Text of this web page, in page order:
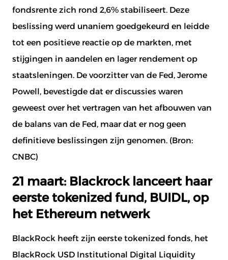
fondsrente zich rond 2,6% stabiliseert. Deze
beslissing werd unaniem goedgekeurd en leidde
tot een positieve reactie op de markten, met
stijgingen in aandelen en lager rendement op
staatsleningen. De voorzitter van de Fed, Jerome
Powell, bevestigde dat er discussies waren
geweest over het vertragen van het afbouwen van
de balans van de Fed, maar dat er nog geen
definitieve beslissingen zijn genomen. (Bron:
CNBC)
21 maart: Blackrock lanceert haar
eerste tokenized fund, BUIDL, op
het Ethereum netwerk
BlackRock heeft zijn eerste tokenized fonds, het
BlackRock USD Institutional Digital Liquidity